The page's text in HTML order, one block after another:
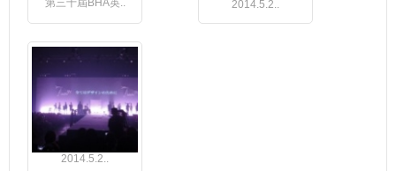
第三十屆BHA英.. 2014.5.2..
2014.5.2..